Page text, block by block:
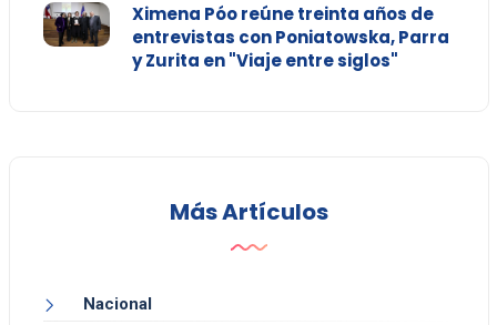
Ximena Póo reúne treinta años de
entrevistas con Poniatowska, Parra
y Zurita en "Viaje entre siglos"
Más Artículos
Nacional